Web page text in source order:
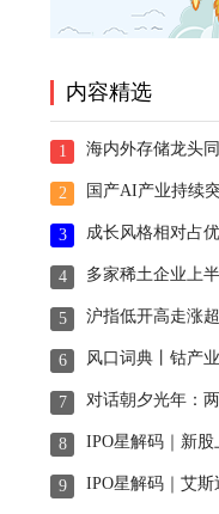
内容精选
1 海内外存储龙头
2 国产AI产业持续
3 成长风格相对占
4 多家稀土企业上
5 沪指低开高走涨
6 风口词典丨钴产
7 对话朝夕光年：
8 IPO星解码｜新
9 IPO星解码｜艾